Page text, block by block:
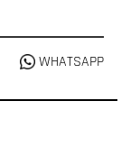
WHATSAPP